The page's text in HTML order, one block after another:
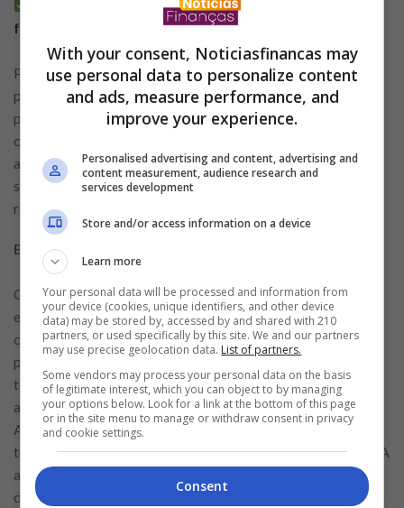
Requisitos e passos eficientes para trabalhar de
forma segura em Portugal
Para além de funções sazonais, existem oportunidades
permanentes em gestão agrícola, controlo de qualidade e
processamento alimentar. A adaptação a condições
climatéricas e o cumprimento de normas sanitárias são
aspetos relevantes. O desenvolvimento de práticas
sustentáveis tem igualmente criado novas funções
relacionadas com certificação e monitorização ambiental.
Educação e formação profissional em crescimento
O sector da educação apresenta oportunidades tanto no
ensino público como no privado. Professores de áreas
científicas, tecnológicas e línguas estrangeiras encontram
procura frequente, sobretudo em contextos de substituição
temporária ou expansão de ofertas formativas. A formação
académica adequada e habilitação profissional são exigidas.
Além do ensino regular, a formação profissional e os cursos
técnicos geram necessidade de formadores especializados. A
atualização constante de metodologias pedagógicas e o
domínio de ferramentas digitais são aspetos valorizados. Em
With your consent, Noticiasfinancas may
use personal data to personalize content
and ads, measure performance, and
improve your experience.
Personalised advertising and content, advertising and
content measurement, audience research and
services development
Store and/or access information on a device
Learn more
Your personal data will be processed and information from
your device (cookies, unique identifiers, and other device
data) may be stored by, accessed by and shared with 210
partners, or used specifically by this site. We and our partners
may use precise geolocation data. List of partners.
Some vendors may process your personal data on the basis
of legitimate interest, which you can object to by managing
your options below. Look for a link at the bottom of this page
or in the site menu to manage or withdraw consent in privacy
and cookie settings.
Consent